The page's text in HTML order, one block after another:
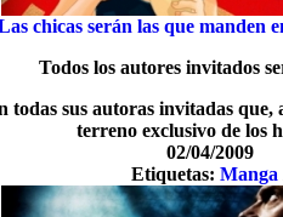
chicas serán las que manden
Todos los autores invitados
todas sus autoras invitadas que,
terreno exclusivo de los
02/04/2009
Etiquetas:Manga